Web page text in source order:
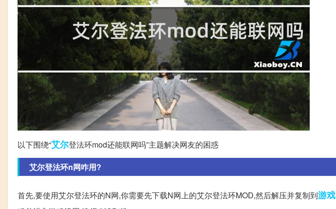
以下围绕“艾尔登法环mod还能联网吗”主题解决网友的困惑
艾尔登法环n网咋用?
首先,要使用艾尔登法环的N网,你需要先下载N网上的艾尔登法环MOD,然后解压并复制到游戏